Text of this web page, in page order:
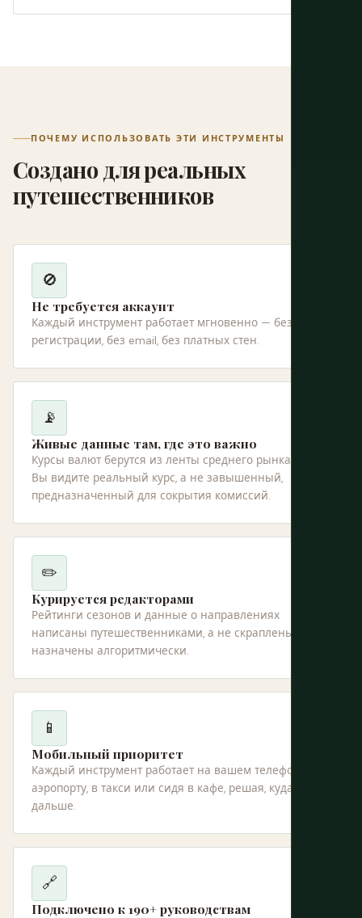
ПОЧЕМУ ИСПОЛЬЗОВАТЬ ЭТИ ИНСТРУМЕНТЫ
Создано для реальных
путешественников
🚫
Не требуется аккаунт
Каждый инструмент работает мгновенно — без
регистрации, без email, без платных стен.
📡
Живые данные там, где это важно
Курсы валют берутся из ленты среднего рынка Wise.
Вы видите реальный курс, а не завышенный,
предназначенный для сокрытия комиссий.
✏️
Курируется редакторами
Рейтинги сезонов и данные о направлениях
написаны путешественниками, а не скраплены и
назначены алгоритмически.
📱
Мобильный приоритет
Каждый инструмент работает на вашем телефоне — в
аэропорту, в такси или сидя в кафе, решая, куда пойти
дальше.
🔗
Подключено к 190+ руководствам